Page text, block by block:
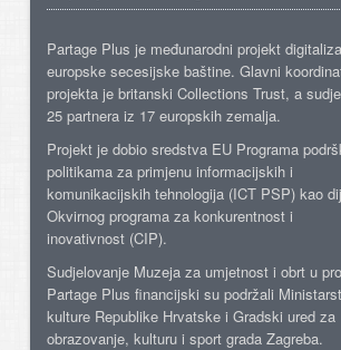
Partage Plus je međunarodni projekt
europske secesijske baštine. Glavni
projekta je britanski Collections Trust, a
25 partnera iz 17 europskih zemalja.
Projekt je dobio sredstva EU Programa
politikama za primjenu informacijskih i
komunikacijskih tehnologija (ICT PSP) kao
Okvirnog programa za konkurentnost i
inovativnost (CIP).
Sudjelovanje Muzeja za umjetnost i obrt u
Partage Plus financijski su podržali
kulture Republike Hrvatske i Gradski ured za
obrazovanje, kulturu i sport grada Zagreba.